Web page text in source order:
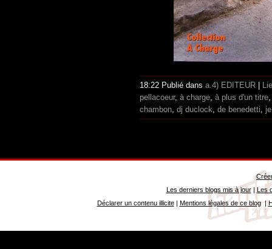
18:22 Publié dans a.4) EDITEUR
pellacoeur, à charge à plus d'un titre
chambon dj duclock de benedetti
Les derniers blogs mis à jour| Les
Déclarer un contenu illicite| Mentions légales de ce blog|